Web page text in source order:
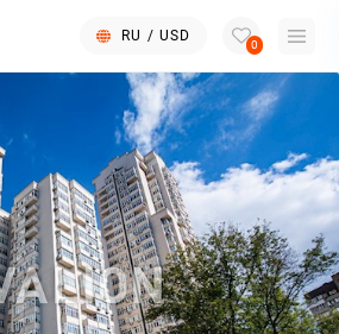
RU / USD
0